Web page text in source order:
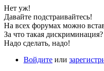
Нет уж!
Давайте подстраивайтесь!
На всех форумах можно
За что такая дискриминация?
Надо сделать, надо!
Войдите или